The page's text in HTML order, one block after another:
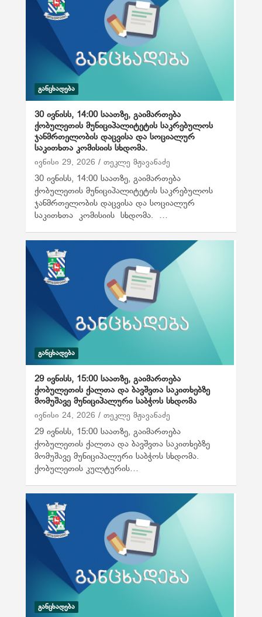
ᲒᲐᲜᲪᲮᲐᲓᲔᲑᲐ
30 ივნისს, 14:00 საათზე, გაიმართება
ქობულეთის მუნიციპალიტეტის საკრებულოს
ჯანმრთელობის დაცვისა და სოციალურ
საკითხთა კომისიის სხდომა.
ივნისი 29, 2026 თეკლე მჟავანაძე
30 ივნისს, 14:00 საათზე, გაიმართება
ქობულეთის მუნიციპალიტეტის საკრებულოს
ჯანმრთელობის დაცვისა და სოციალურ
საკითხთა კომისიის სხდომა. …
ᲒᲐᲜᲪᲮᲐᲓᲔᲑᲐ
29 ივნისს, 15:00 საათზე, გაიმართება
ქობულეთის ქალთა და ბავშვთა საკითხებზე
მომუშავე მუნიციპალური საბჭოს სხდომა
ივნისი 24, 2026 თეკლე მჟავანაძე
29 ივნისს, 15:00 საათზე, გაიმართება
ქობულეთის ქალთა და ბავშვთა საკითხებზე
მომუშავე მუნიციპალური საბჭოს სხდომა.
ქობულეთის კულტურის…
ᲒᲐᲜᲪᲮᲐᲓᲔᲑᲐ